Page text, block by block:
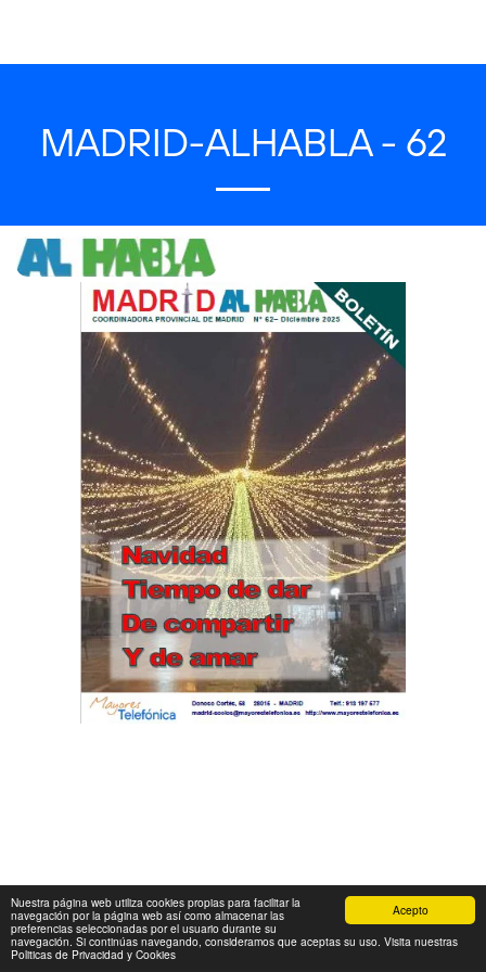
Acepto
Nuestra página web utiliza cookies propias para facilitar la
navegación por la página web así como almacenar las
preferencias seleccionadas por el usuario durante su
navegación. Si continúas navegando, consideramos que aceptas su uso. Visita nuestras
Politicas de Privacidad y Cookies
MADRID-ALHABLA - 62